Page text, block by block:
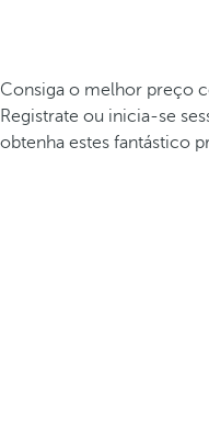
Consiga o melhor preço
Registrate ou inicia-se
obtenha estes fantástico